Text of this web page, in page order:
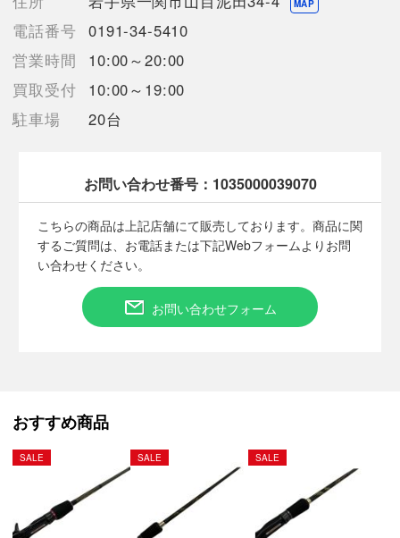
■状態等は画像をご確認・ご参照下さい。
こちらの商品はお客様から買取させていただいた商品であり、
人の手を経た商品です。
弊社（株式会社オカモト）の商品画像や文章を無断盗用した『偽
装サイト』を確認しておりますが、
当店とは一切関係がございませんのでご注意ください。
MAP
電話番号 0191-34-5410
営業時間
10:00～20:00
買取受付
10:00～19:00
駐車場
20台
お問い合わせ番号： 1035000039070
こちらの商品は上記店舗にて販売しております。商品に関
するご質問は、お電話または下記Webフォームよりお問
い合わせください。
お問い合わせフォーム
おすすめ商品
SALE SALE SALE